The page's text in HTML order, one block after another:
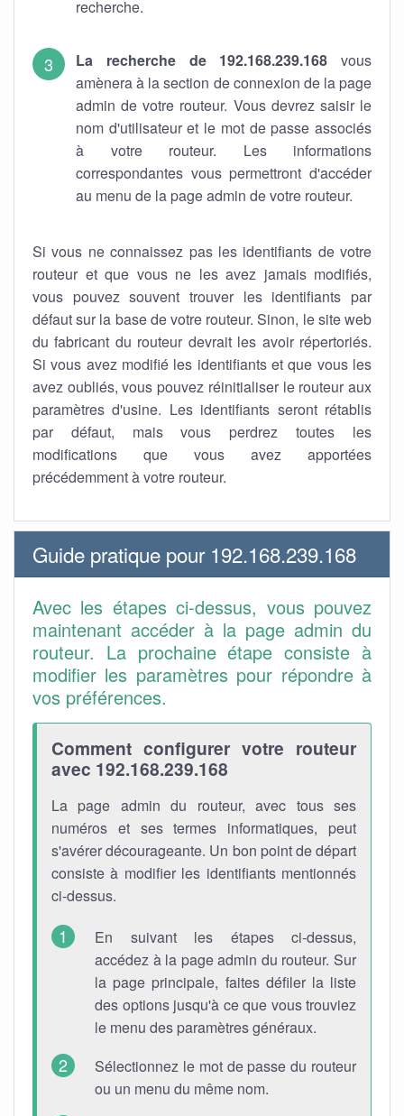
recherche.
La recherche de 192.168.239.168 vous
amènera à la section de connexion de la page
admin de votre routeur. Vous devrez saisir le
nom d'utilisateur et le mot de passe associés
à votre routeur. Les informations
correspondantes vous permettront d'accéder
au menu de la page admin de votre routeur.
Si vous ne connaissez pas les identifiants de votre
routeur et que vous ne les avez jamais modifiés,
vous pouvez souvent trouver les identifiants par
défaut sur la base de votre routeur. Sinon, le site web
du fabricant du routeur devrait les avoir répertoriés.
Si vous avez modifié les identifiants et que vous les
avez oubliés, vous pouvez réinitialiser le routeur aux
paramètres d'usine. Les identifiants seront rétablis
par défaut, mais vous perdrez toutes les
modifications que vous avez apportées
précédemment à votre routeur.
Guide pratique pour 192.168.239.168
Avec les étapes ci-dessus, vous pouvez
maintenant accéder à la page admin du
routeur. La prochaine étape consiste à
modifier les paramètres pour répondre à
vos préférences.
Comment configurer votre routeur
avec 192.168.239.168
La page admin du routeur, avec tous ses
numéros et ses termes informatiques, peut
s'avérer décourageante. Un bon point de départ
consiste à modifier les identifiants mentionnés
ci-dessus.
En suivant les étapes ci-dessus,
accédez à la page admin du routeur. Sur
la page principale, faites défiler la liste
des options jusqu'à ce que vous trouviez
le menu des paramètres généraux.
Sélectionnez le mot de passe du routeur
ou un menu du même nom.